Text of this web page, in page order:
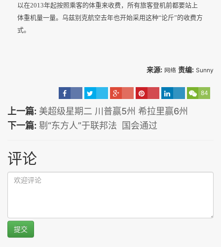
以在2013年起按照乘客的体重来收费，所有旅客登机前都要站上
体重机量一量。乌兹别克航空去年也开始采用这种“论斤”的收费方
式。
来源: 网络 责编: Sunny
84
上一篇: 美超级星期二 川普赢5州 希拉里赢6州
下一篇: 剔“东方人”于联邦法 国会通过
评论
提交